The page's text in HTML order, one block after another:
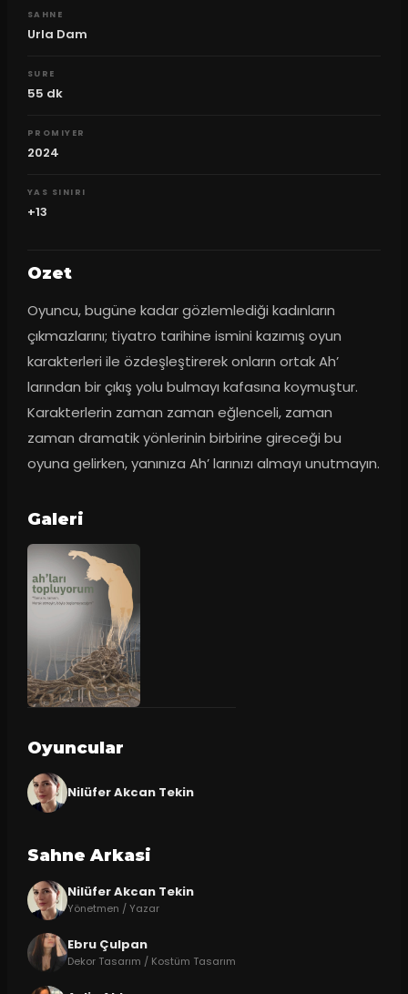
SAHNE
Urla Dam
SURE
55 dk
PROMIYER
2024
YAS SINIRI
+13
Ozet
Oyuncu, bugüne kadar gözlemlediği kadınların
çıkmazlarını; tiyatro tarihine ismini kazımış oyun
karakterleri ile özdeşleştirerek onların ortak Ah’
larından bir çıkış yolu bulmayı kafasına koymuştur.
Karakterlerin zaman zaman eğlenceli, zaman
zaman dramatik yönlerinin birbirine gireceği bu
oyuna gelirken, yanınıza Ah’ larınızı almayı unutmayın.
Galeri
Oyuncular
Nilüfer Akcan Tekin
Sahne Arkasi
Nilüfer Akcan Tekin
Yönetmen / Yazar
Ebru Çulpan
Dekor Tasarım / Kostüm Tasarım